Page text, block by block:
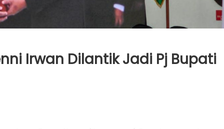
Irwan Dilantik Jadi Pj Bupati